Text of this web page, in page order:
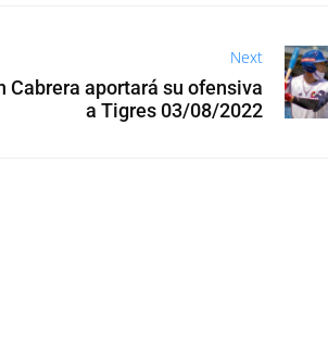
Next
Cabrera aportará su ofensiva
a Tigres 03/08/2022